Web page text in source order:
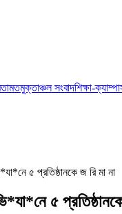
মুক্তাঞ্চল সংবাদশিক্ষা-
৫ প্রতিষ্ঠানকে জ রি মা না
৫